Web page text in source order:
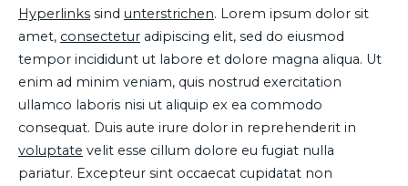
Hyperlinks sind unterstrichen. Lorem ipsum dolor sit
amet, consectetur adipiscing elit, sed do eiusmod
tempor incididunt ut labore et dolore magna aliqua. Ut
enim ad minim veniam, quis nostrud exercitation
ullamco laboris nisi ut aliquip ex ea commodo
consequat. Duis aute irure dolor in reprehenderit in
voluptate velit esse cillum dolore eu fugiat nulla
pariatur. Excepteur sint occaecat cupidatat non